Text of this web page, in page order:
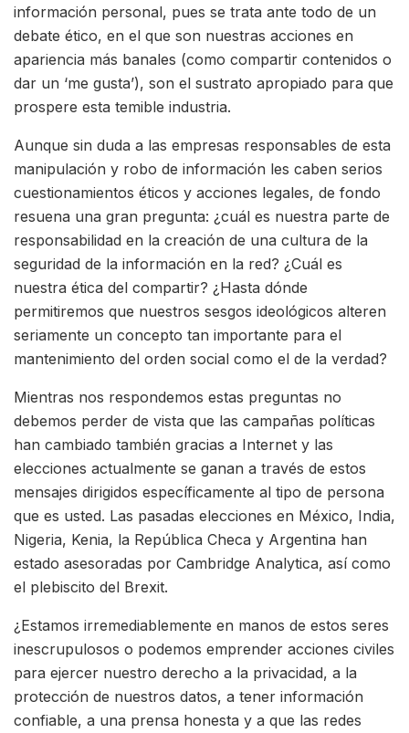
información personal, pues se trata ante todo de un
debate ético, en el que son nuestras acciones en
apariencia más banales (como compartir contenidos o
dar un ‘me gusta’), son el sustrato apropiado para que
prospere esta temible industria.
Aunque sin duda a las empresas responsables de esta
manipulación y robo de información les caben serios
cuestionamientos éticos y acciones legales, de fondo
resuena una gran pregunta: ¿cuál es nuestra parte de
responsabilidad en la creación de una cultura de la
seguridad de la información en la red? ¿Cuál es
nuestra ética del compartir? ¿Hasta dónde
permitiremos que nuestros sesgos ideológicos alteren
seriamente un concepto tan importante para el
mantenimiento del orden social como el de la verdad?
Mientras nos respondemos estas preguntas no
debemos perder de vista que las campañas políticas
han cambiado también gracias a Internet y las
elecciones actualmente se ganan a través de estos
mensajes dirigidos específicamente al tipo de persona
que es usted. Las pasadas elecciones en México, India,
Nigeria, Kenia, la República Checa y Argentina han
estado asesoradas por Cambridge Analytica, así como
el plebiscito del Brexit.
¿Estamos irremediablemente en manos de estos seres
inescrupulosos o podemos emprender acciones civiles
para ejercer nuestro derecho a la privacidad, a la
protección de nuestros datos, a tener información
confiable, a una prensa honesta y a que las redes